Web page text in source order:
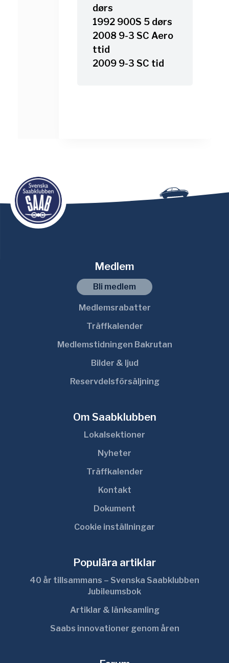
dørs
1992 900S 5 dørs
2008 9-3 SC Aero
ttid
2009 9-3 SC tid
Medlem
Bli medlem
Medlemsrabatter
Träffkalender
Medlemstidningen Bakrutan
Bilder & ljud
Reservdelsförsäljning
Om Saabklubben
Lokalsektioner
Nyheter
Träffkalender
Kontakt
Dokument
Cookie inställningar
Populära artiklar
40 år tillsammans – Svenska Saabklubben
Jubileumsbok
Artiklar & länksamling
Saabs innovationer genom åren